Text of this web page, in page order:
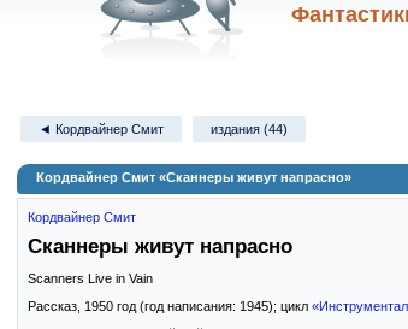
◄ Кордвайнер Смит издания (44)
Кордвайнер Смит «Сканнеры живут напрасно»
Кордвайнер Смит
Сканнеры живут напрасно
Scanners Live in Vain
Рассказ, 1950 год (год написания: 1945); цикл